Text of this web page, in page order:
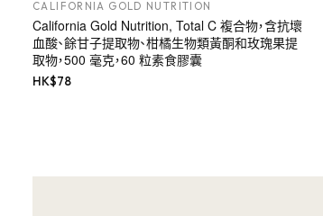
CALIFORNIA GOLD NUTRITION
California Gold Nutrition, Total C 複合物，含抗壞
血酸、餘甘子提取物、柑橘生物類黃酮和玫瑰果提
取物，500 毫克，60 粒素食膠囊
HK$78